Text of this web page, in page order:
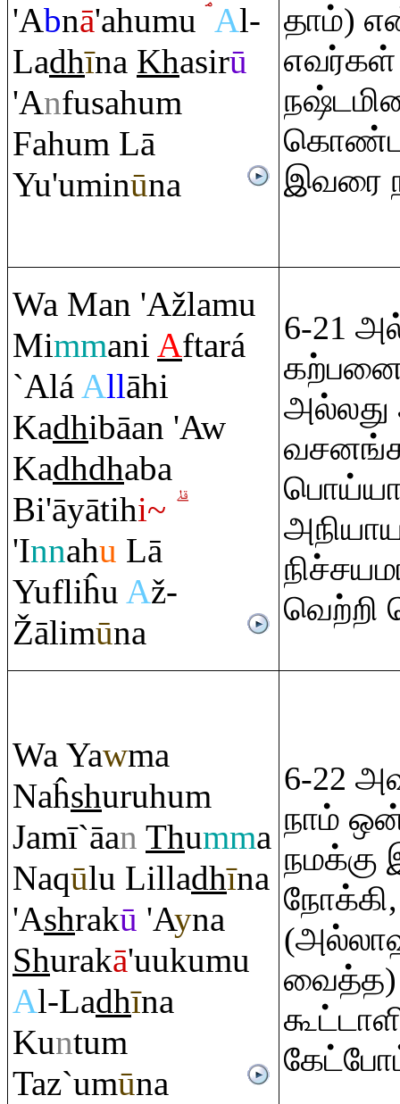
'Abnā'ahumu Al-
Ladhīna Khasirū
'Anfusahum
Fahum Lā
Yu'uminūna
தாம்)
எவர்கள்
இவரை
Wa Man 'Ažlamu
Mimmani Aftará
`AláAllāhi
Kadhibāan 'Aw
Kadhdhaba
Bi'āyātihi~
'Innahu Lā
Yufliĥu Až-
Žālimūna
6-21
வெற்றி
Wa Yawma
Naĥshuruhum
Jamī`āan Thumma
Naqūlu Lilladhīna
'Ashrakū 'Ayna
Shurakā'uukumu
Al-Ladhīna
Kuntum
Taz`umūna
6-22
நாம்
வைத்த)